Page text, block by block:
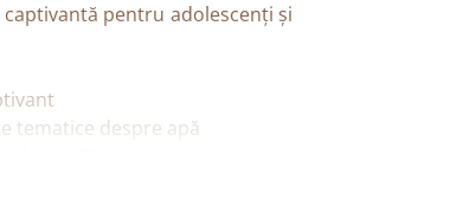
pentru adolescenți și
tematice despre apă